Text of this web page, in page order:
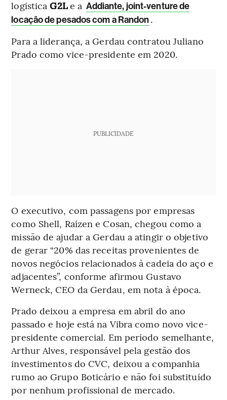
logísticaG2Le a Addiante, joint-venture de
locação de pesados com a Randon.
Para a liderança, a Gerdau contratou Juliano
Prado como vice-presidente em 2020.
PUBLICIDADE
O executivo, com passagens por empresas
como Shell, Raízen e Cosan, chegou como a
missão de ajudar a Gerdau a atingir o objetivo
de gerar “20% das receitas provenientes de
novos negócios relacionados à cadeia do aço e
adjacentes”, conforme afirmou Gustavo
Werneck, CEO da Gerdau, em nota à época.
Prado deixou a empresa em abril do ano
passado e hoje está na Vibra como novo vice-
presidente comercial. Em período semelhante,
Arthur Alves, responsável pela gestão dos
investimentos do CVC, deixou a companhia
rumo ao Grupo Boticário e não foi substituído
por nenhum profissional de mercado.